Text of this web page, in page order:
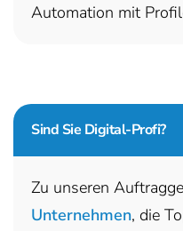
Automation mit
Sind Sie Digital-Profi?
Zu unseren
Unternehmen, die